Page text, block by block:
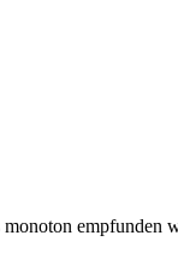
monoton empfunden